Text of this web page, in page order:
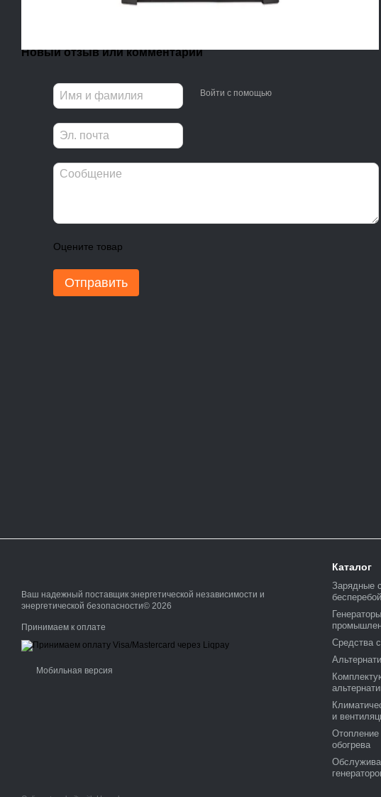
Новый отзыв или комментарий
Войти с помощью
Оцените товар
Отправить
Ваш надежный поставщик энергетической независимости и
энергетической безопасности© 2026
Принимаем к оплате
Мобильная версия
Каталог
Зарядные
Средства
и
обогрева